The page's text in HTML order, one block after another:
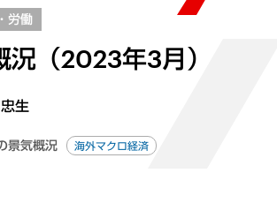
労働
況（2023年3月）
生
景気概況 海外マクロ経済